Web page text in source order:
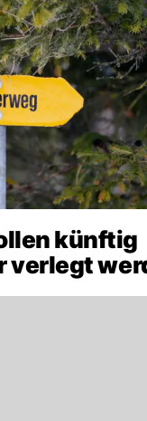
künftig
verlegt